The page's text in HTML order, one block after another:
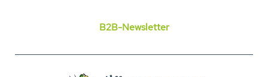
B2B-Newsletter